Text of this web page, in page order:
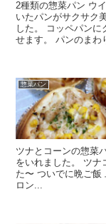
2種類の惣菜パン ウ
いたパンがサクサク
した。 コッペパン
せます。 パンのまわ
惣菜パン
ツナとコーンの惣菜
をいれました。 ツナ
た〜 ついでに晩ご飯
ロン...